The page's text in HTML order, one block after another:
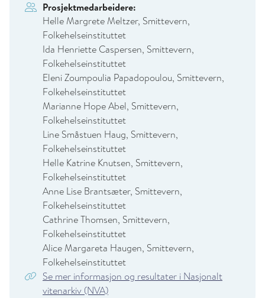
Prosjektmedarbeidere:
Helle Margrete Meltzer, Smittevern,
Folkehelseinstituttet
Ida Henriette Caspersen, Smittevern,
Folkehelseinstituttet
Eleni Zoumpoulia Papadopoulou, Smittevern,
Folkehelseinstituttet
Marianne Hope Abel, Smittevern,
Folkehelseinstituttet
Line Småstuen Haug, Smittevern,
Folkehelseinstituttet
Helle Katrine Knutsen, Smittevern,
Folkehelseinstituttet
Anne Lise Brantsæter, Smittevern,
Folkehelseinstituttet
Cathrine Thomsen, Smittevern,
Folkehelseinstituttet
Alice Margareta Haugen, Smittevern,
Folkehelseinstituttet
Se mer informasjon og resultater i Nasjonalt
vitenarkiv (NVA)